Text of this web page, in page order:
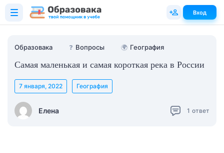
Образовака ❓ Вопросы 🌍 География
Самая маленькая и самая короткая река в России
Елена
7 января, 2022 География
1 ответ
Вход